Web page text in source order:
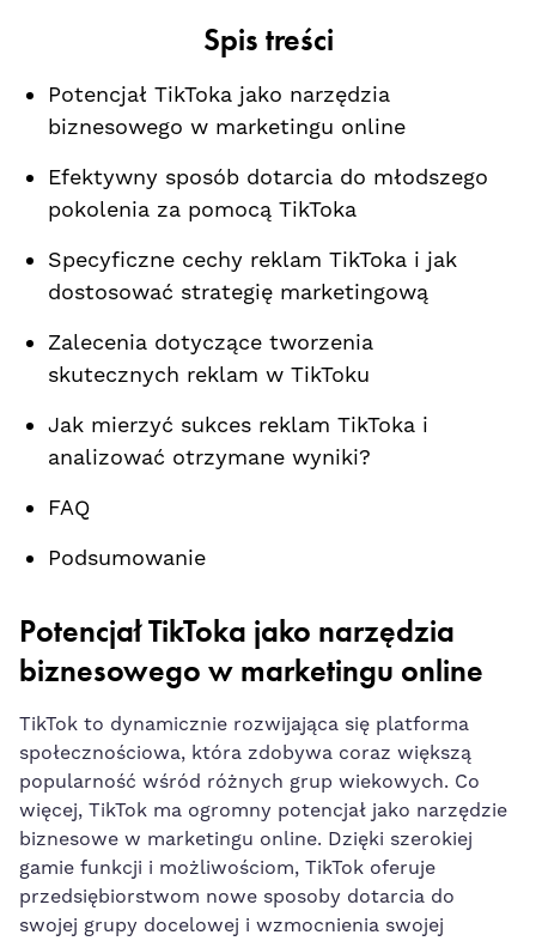
Spis treści
Potencjał TikToka jako narzędzia
biznesowego w ‌marketingu online
Efektywny sposób dotarcia do młodszego
pokolenia za pomocą ⁢TikToka
Specyficzne cechy reklam‍ TikToka ⁣i jak
dostosować strategię marketingową
Zalecenia dotyczące tworzenia
skutecznych reklam w TikToku
Jak mierzyć sukces reklam TikToka i
analizować otrzymane⁢ wyniki?
FAQ
Podsumowanie
Potencjał TikToka jako‌ narzędzia
biznesowego w marketingu online
TikTok to dynamicznie rozwijająca się⁤ platforma
społecznościowa, która ⁤zdobywa coraz większą
popularność wśród⁣ różnych ⁤grup wiekowych. Co
więcej, TikTok ma ogromny potencjał jako narzędzie
biznesowe w marketingu online. Dzięki szerokiej‌
gamie funkcji i możliwościom, TikTok oferuje
przedsiębiorstwom​ nowe sposoby dotarcia do
swojej grupy docelowej i wzmocnienia swojej